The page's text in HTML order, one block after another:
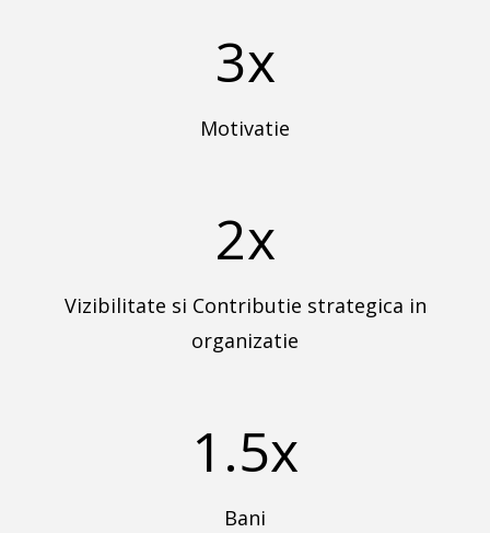
3x
Motivatie
2x
Vizibilitate si Contributie strategica in
organizatie
1.5x
Bani